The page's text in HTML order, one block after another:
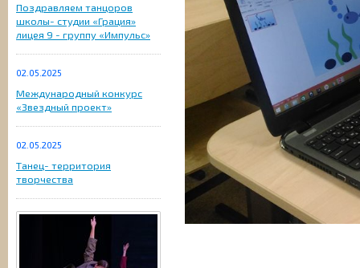
Поздравляем танцоров
школы- студии «Грация»
лицея 9 - группу «Импульс»
02.05.2025
Международный конкурс
«Звездный проект»
02.05.2025
Танец- территория
творчества